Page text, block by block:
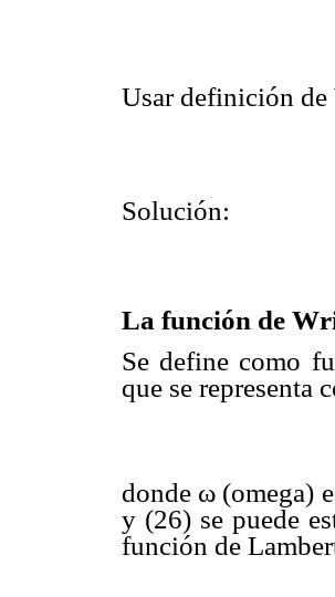
Usar definición de
Solución:
La función de
Se define como
que se representa
donde ω (omega)
y (26) se puede
función de